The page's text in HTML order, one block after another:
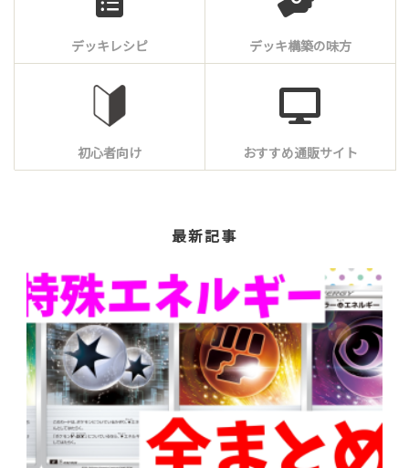
デッキレシピ デッキ構築の味方
初心者向け おすすめ通販サイト
最新記事